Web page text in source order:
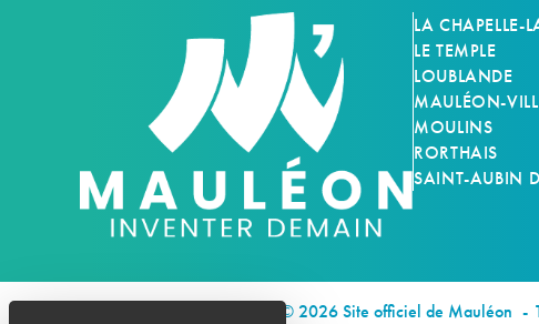
LA CHAPELLE-
LE TEMPLE
LOUBLANDE
MAULÉON-
MOULINS
RORTHAIS
SAINT-AUBIN
© 2026 Site officiel de Mauléon